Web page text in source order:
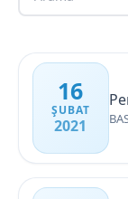
16
ŞUBAT
2021